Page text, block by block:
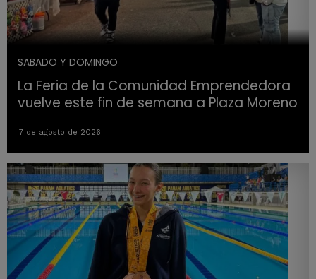
SABADO Y DOMINGO
La Feria de la Comunidad Emprendedora
vuelve este fin de semana a Plaza Moreno
7 de agosto de 2026